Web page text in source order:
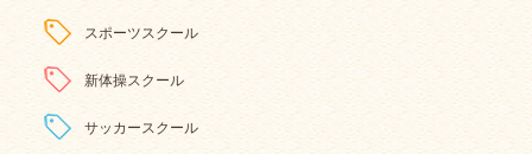
スポーツスクール
新体操スクール
サッカースクール